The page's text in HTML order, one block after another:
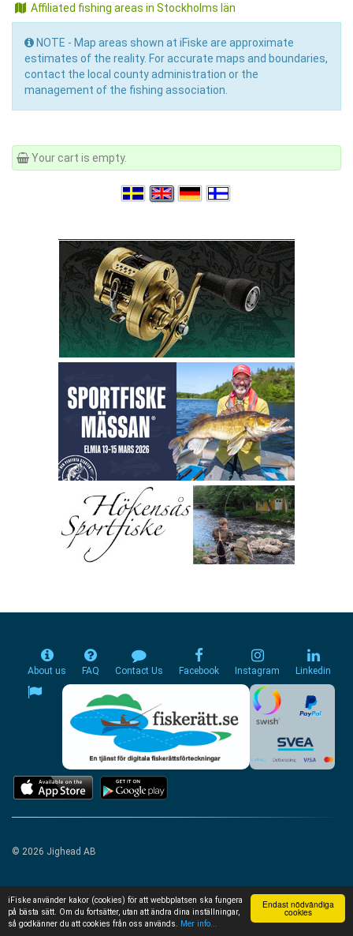
Endast nödvändiga
cookies
iFiske använder kakor (cookies) för att webbplatsen ska fungera
på bästa sätt. Om du fortsätter, utan att ändra dina inställningar,
så godkänner du att cookies från oss används.
Mer info...
Affiliated fishing areas in Stockholms län
NOTE - Map areas shown at iFiske are approximate
estimates of the reality. For accurate maps and boundaries,
contact the local county administration or the
management of the fishing association.
Your cart is empty.
About us FAQ Contact Us Facebook Instagram Linkedin
© 2026 Jighead AB